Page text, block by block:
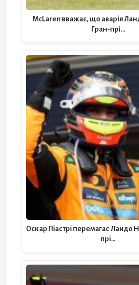
McLaren вважає, що аварія
Гран-прі…
Оскар Піастрі перемагає Ландо
прі…